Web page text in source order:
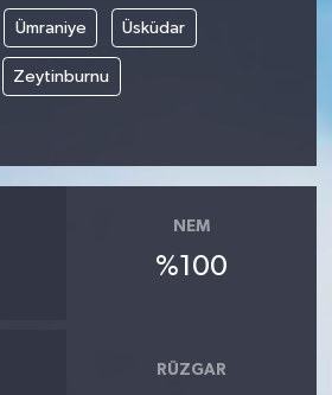
Ümraniye Üsküdar
Zeytinburnu
NEM
%100
RÜZGAR